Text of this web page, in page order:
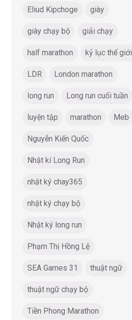
Eliud Kipchoge giày
giày chạy bộ giải chạy
half marathon kỷ lục thế giới
LDR London marathon
long run Long run cuối tuần
luyện tập marathon Meb
Nguyễn Kiến Quốc
Nhật kí Long Run
nhật ký chay365
nhật ký chạy bộ
Nhật ký long run
Phạm Thị Hồng Lệ
SEA Games 31 thuật ngữ
thuật ngữ chạy bộ
Tiền Phong Marathon